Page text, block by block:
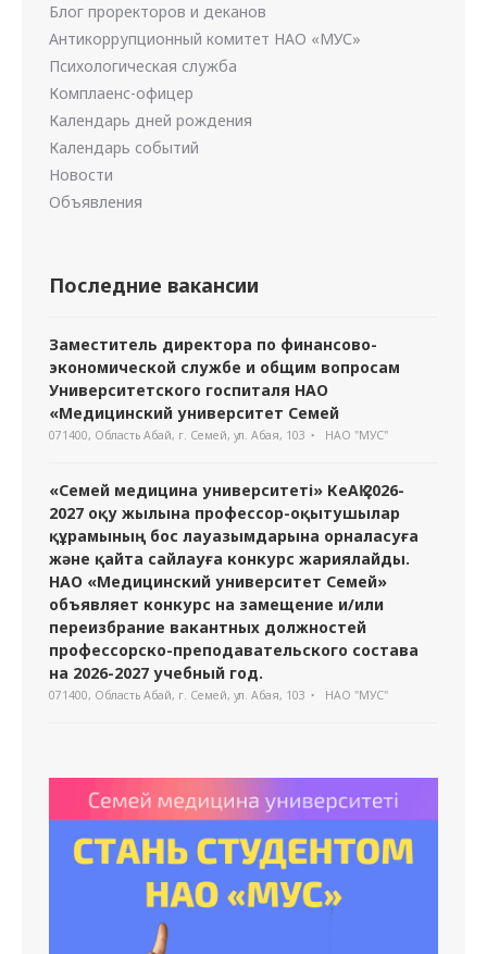
Блог проректоров и деканов
Антикоррупционный комитет НАО «МУС»
Психологическая служба
Комплаенс-офицер
Календарь дней рождения
Календарь событий
Новости
Объявления
Последние вакансии
Заместитель директора по финансово-
экономической службе и общим вопросам
Университетского госпиталя НАО
«Медицинский университет Семей
071400, Область Абай, г. Семей, ул. Абая, 103 НАО "МУС"
«Семей медицина университеті» КеАҚ 2026-
2027 оқу жылына профессор-оқытушылар
құрамының бос лауазымдарына орналасуға
және қайта сайлауға конкурс жариялайды.
НАО «Медицинский университет Семей»
объявляет конкурс на замещение и/или
переизбрание вакантных должностей
профессорско-преподавательского состава
на 2026-2027 учебный год.
071400, Область Абай, г. Семей, ул. Абая, 103 НАО "МУС"